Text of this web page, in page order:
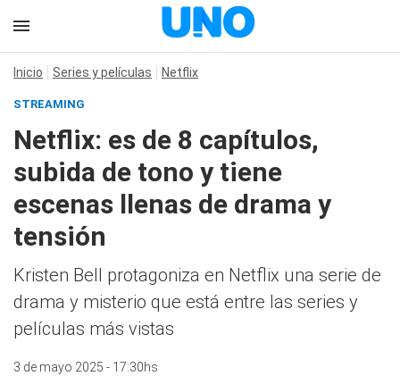
Inicio Series y películas Netflix
STREAMING
Netflix: es de 8 capítulos,
subida de tono y tiene
escenas llenas de drama y
tensión
Kristen Bell protagoniza en Netflix una serie de
drama y misterio que está entre las series y
películas más vistas
3 de mayo 2025 - 17:30hs